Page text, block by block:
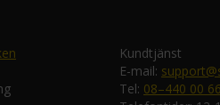
Kundtjänst
E-mail:
Tel: 08–440 00 66